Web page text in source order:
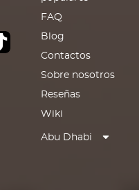
FAQ
Blog
Contactos
Sobre nosotros
Reseñas
Wiki
Abu Dhabi